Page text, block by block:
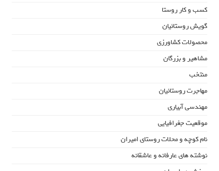
کسب و کار روستا
گویش روستائیان
محصولات کشاورزی
مشاهیر و بزرگان
منتخب
مهاجرت روستائیان
مهندسی آبیاری
موقعیت جغرافیایی
نام کوچه و محلات روستای امیران
نوشته های عارفانه و عاشقانه